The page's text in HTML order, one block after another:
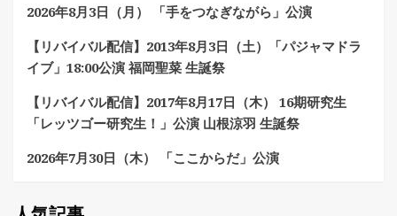
2026年8月3日（月） 「手をつなぎながら」公演
【リバイバル配信】2013年8月3日（土）「パジャマドラ
イブ」18:00公演 福岡聖菜 生誕祭
【リバイバル配信】2017年8月17日（木） 16期研究生
「レッツゴー研究生！」公演 山根涼羽 生誕祭
2026年7月30日（木） 「ここからだ」公演